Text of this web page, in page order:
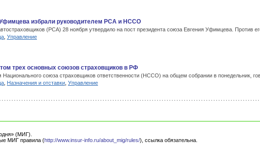
избрали руководителем РСА и НССО
(РСА) 28 ноября утвердило на пост президента союза Евгения Уфимцева. Против
Управление
трех основных союзов страховщиков в РФ
Национального союза страховщиков ответственности (НССО) на общем собрании в понедельник,
Назначения и отставки Управление
(МИГ).
МИГ правила (http://www.insur-info.ru/about_mig/rules/), ссылка обязательна.